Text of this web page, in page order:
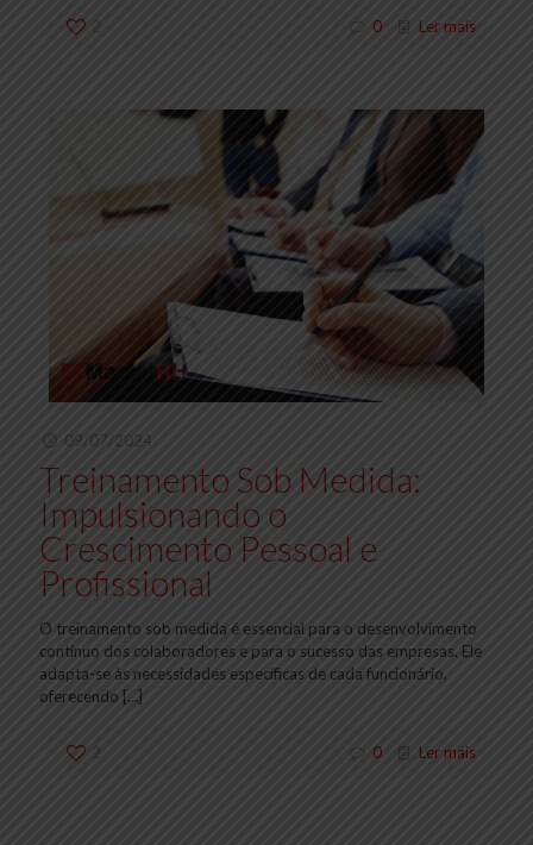
2 0 Ler mais
09/07/2024
Treinamento Sob Medida:
Impulsionando o
Crescimento Pessoal e
Profissional
O treinamento sob medida é essencial para o desenvolvimento
contínuo dos colaboradores e para o sucesso das empresas. Ele
adapta-se às necessidades específicas de cada funcionário,
oferecendo […]
2 0 Ler mais